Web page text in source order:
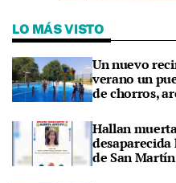
LO MÁS VISTO
Un nuevo
verano un
de chorros,
Hallan
desaparecida
de San Martín